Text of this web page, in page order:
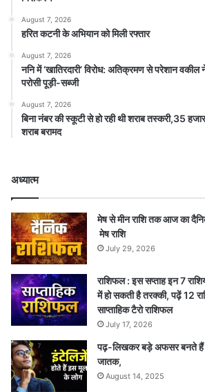
August 7, 2026
हरित कटनी के अभियान को मिली रफ्तार
August 7, 2026
ननि में ‘खातिरदारी’ विरोध: अतिक्रमण से परेशान
परोसी पूड़ी-सब्जी
August 7, 2026
बिना नंबर की स्कूटी से हो रही थी शराब तस्करी,35
शराब बरामद
अध्यात्म
मेष से मीन राशि तक आज का
मेष राशि
July 29, 2026
राशिफल : इस सप्ताह इन 7
में हो सकती है तरक्की, पढ़ें 12
साप्ताहिक टैरो राशिफल
July 17, 2026
पढ़-लिखकर बड़े अफसर बनते
जातक,
August 14, 2025